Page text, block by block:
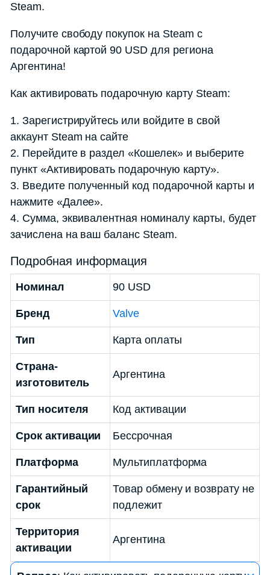
Steam.
Получите свободу покупок на Steam с
подарочной картой 90 USD для региона
Аргентина!
Как активировать подарочную карту Steam:
1. Зарегистрируйтесь или войдите в свой
аккаунт Steam на сайте
2. Перейдите в раздел «Кошелек» и выберите
пункт «Активировать подарочную карту».
3. Введите полученный код подарочной карты и
нажмите «Далее».
4. Сумма, эквивалентная номиналу карты, будет
зачислена на ваш баланс Steam.
Подробная информация
Номинал 90 USD
Бренд Valve
Тип Карта оплаты
Страна-
изготовитель
Аргентина
Тип носителя Код активации
Срок активации Бессрочная
Платформа Мультиплатформа
Гарантийный
срок
Товар обмену и возврату не
подлежит
Территория
активации
Аргентина